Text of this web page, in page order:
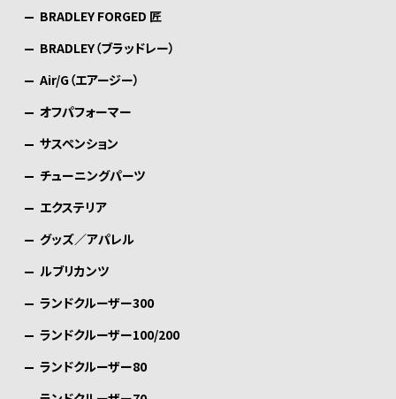
BRADLEY FORGED 匠
BRADLEY（ブラッドレー）
Air/G（エアージー）
オフパフォーマー
サスペンション
チューニングパーツ
エクステリア
グッズ／アパレル
ルブリカンツ
ランドクルーザー300
ランドクルーザー100/200
ランドクルーザー80